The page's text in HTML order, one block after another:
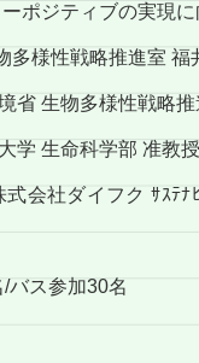
ブの実現に向
性戦略推進室 福
生物多様性戦略
学部 准教授
ｽﾃﾅﾋﾞﾘﾃｨ推
ス参加30名